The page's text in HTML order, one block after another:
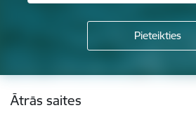
Kājene
Ātrās saites